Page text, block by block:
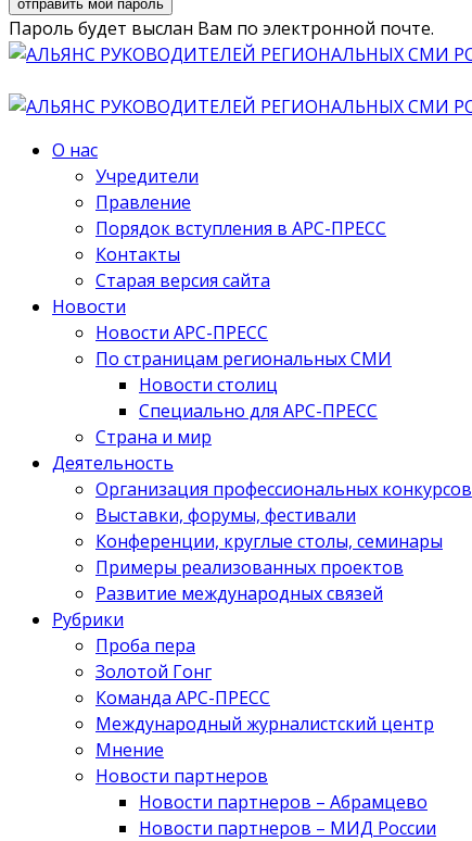
Пароль будет выслан Вам по электронной почте.
О нас
Учредители
Правление
Порядок вступления в АРС-ПРЕСС
Контакты
Старая версия сайта
Новости
Новости АРС-ПРЕСС
По страницам региональных СМИ
Новости столиц
Специально для АРС-ПРЕСС
Страна и мир
Деятельность
Организация профессиональных конкурсов
Выставки, форумы, фестивали
Конференции, круглые столы, семинары
Примеры реализованных проектов
Развитие международных связей
Рубрики
Проба пера
Золотой Гонг
Команда АРС-ПРЕСС
Международный журналистский центр
Мнение
Новости партнеров
Новости партнеров – Абрамцево
Новости партнеров – МИД России